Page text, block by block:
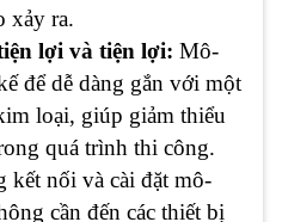
xảy ra.
lợi và tiện lợi: Mô-
để dễ dàng gắn với một
loại, giúp giảm thiểu
quá trình thi công.
kết nối và cài đặt mô-
cần đến các thiết bị